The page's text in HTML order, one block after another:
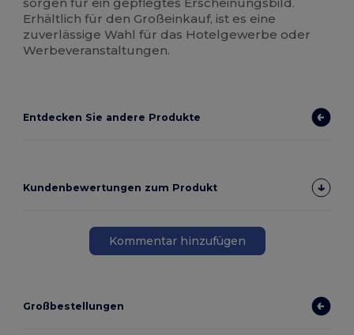
Erhältlich für den Großeinkauf, ist es eine
zuverlässige Wahl für das Hotelgewerbe oder
Werbeveranstaltungen.
Entdecken Sie andere Produkte
Kundenbewertungen zum Produkt
Kommentar hinzufügen
Großbestellungen